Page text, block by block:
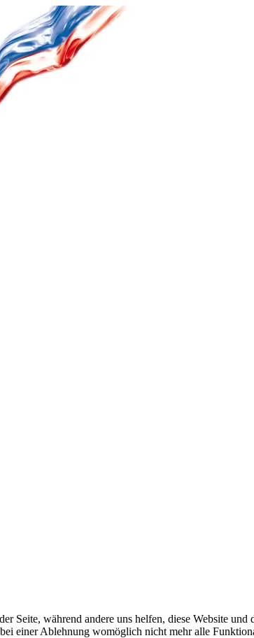
Seite, während andere uns helfen, diese Website
einer Ablehnung womöglich nicht mehr alle